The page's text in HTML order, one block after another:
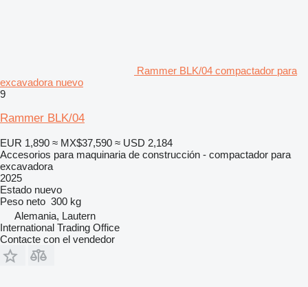
Rammer BLK/04 compactador para
excavadora nuevo
9
Rammer BLK/04
EUR 1,890 ≈ MX$37,590 ≈ USD 2,184
Accesorios para maquinaria de construcción - compactador para
excavadora
2025
Estado nuevo
Peso neto 300 kg
Alemania, Lautern
International Trading Office
Contacte con el vendedor